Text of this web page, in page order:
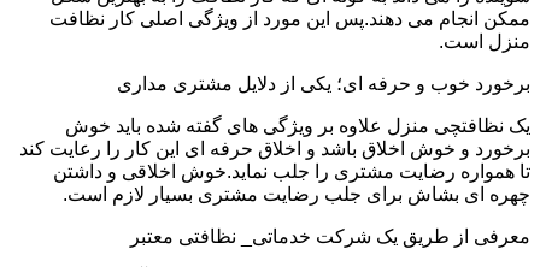
ممکن انجام می دهند.پس این مورد از ویژگی اصلی کار نظافت
منزل است.
برخورد خوب و حرفه ای؛ یکی از دلایل مشتری مداری
یک نظافتچی منزل علاوه بر ویژگی های گفته شده باید خوش
برخورد و خوش اخلاق باشد و اخلاق حرفه ای این کار را رعایت کند
تا همواره رضایت مشتری را جلب نماید.خوش اخلاقی و داشتن
چهره ای بشاش برای جلب رضایت مشتری بسیار لازم است.
معرفی از طریق یک شرکت خدماتی_ نظافتی معتبر